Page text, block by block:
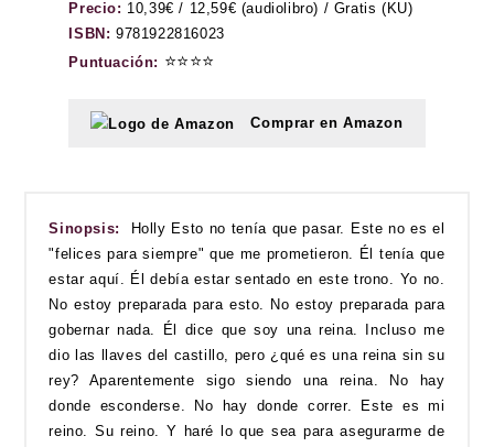
Precio: 10,39€ / 12,59€ (audiolibro) / Gratis (KU)
ISBN: 9781922816023
Puntuación: ⭐⭐⭐⭐
Comprar en Amazon
Sinopsis:
Holly Esto no tenía que pasar. Este no es el
"felices para siempre" que me prometieron. Él tenía que
estar aquí. Él debía estar sentado en este trono. Yo no.
No estoy preparada para esto. No estoy preparada para
gobernar nada. Él dice que soy una reina. Incluso me
dio las llaves del castillo, pero ¿qué es una reina sin su
rey? Aparentemente sigo siendo una reina. No hay
donde esconderse. No hay donde correr. Este es mi
reino. Su reino. Y haré lo que sea para asegurarme de